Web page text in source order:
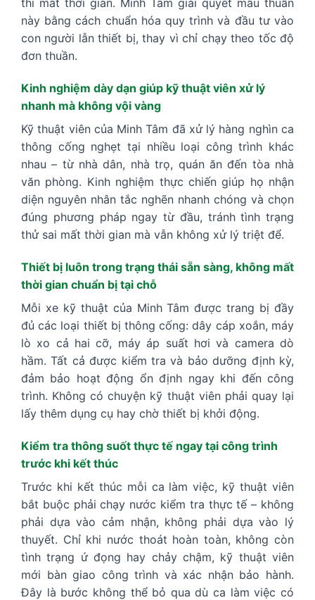
thì mất thời gian. Minh Tâm giải quyết mâu thuẫn
này bằng cách chuẩn hóa quy trình và đầu tư vào
con người lẫn thiết bị, thay vì chỉ chạy theo tốc độ
đơn thuần.
Kinh nghiệm dày dạn giúp kỹ thuật viên xử lý
nhanh mà không vội vàng
Kỹ thuật viên của Minh Tâm đã xử lý hàng nghìn ca
thông cống nghẹt tại nhiều loại công trình khác
nhau – từ nhà dân, nhà trọ, quán ăn đến tòa nhà
văn phòng. Kinh nghiệm thực chiến giúp họ nhận
diện nguyên nhân tắc nghẽn nhanh chóng và chọn
đúng phương pháp ngay từ đầu, tránh tình trạng
thử sai mất thời gian mà vẫn không xử lý triệt để.
Thiết bị luôn trong trạng thái sẵn sàng, không mất
thời gian chuẩn bị tại chỗ
Mỗi xe kỹ thuật của Minh Tâm được trang bị đầy
đủ các loại thiết bị thông cống: dây cáp xoắn, máy
lò xo cả hai cỡ, máy áp suất hơi và camera dò
hầm. Tất cả được kiểm tra và bảo dưỡng định kỳ,
đảm bảo hoạt động ổn định ngay khi đến công
trình. Không có chuyện kỹ thuật viên phải quay lại
lấy thêm dụng cụ hay chờ thiết bị khởi động.
Kiểm tra thông suốt thực tế ngay tại công trình
trước khi kết thúc
Trước khi kết thúc mỗi ca làm việc, kỹ thuật viên
bắt buộc phải chạy nước kiểm tra thực tế – không
phải dựa vào cảm nhận, không phải dựa vào lý
thuyết. Chỉ khi nước thoát hoàn toàn, không còn
tình trạng ứ đọng hay chảy chậm, kỹ thuật viên
mới bàn giao công trình và xác nhận bảo hành.
Đây là bước không thể bỏ qua dù ca làm việc có